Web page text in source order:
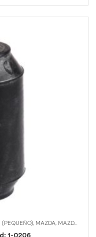
, MAZDA, MAZDA > B2600 (4X4)
(Pequeño) Cod: 1-0206